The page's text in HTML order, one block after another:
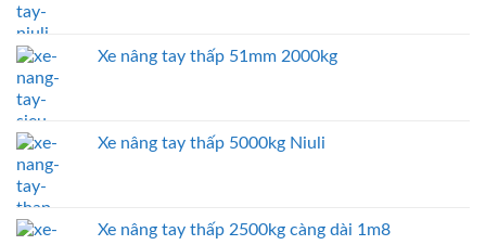
Xe nâng tay thấp 51mm 2000kg
Xe nâng tay thấp 5000kg Niuli
Xe nâng tay thấp 2500kg càng dài 1m8